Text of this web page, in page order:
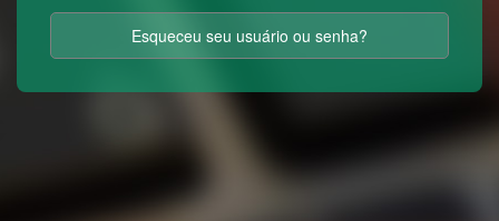
Esqueceu seu usuário ou senha?